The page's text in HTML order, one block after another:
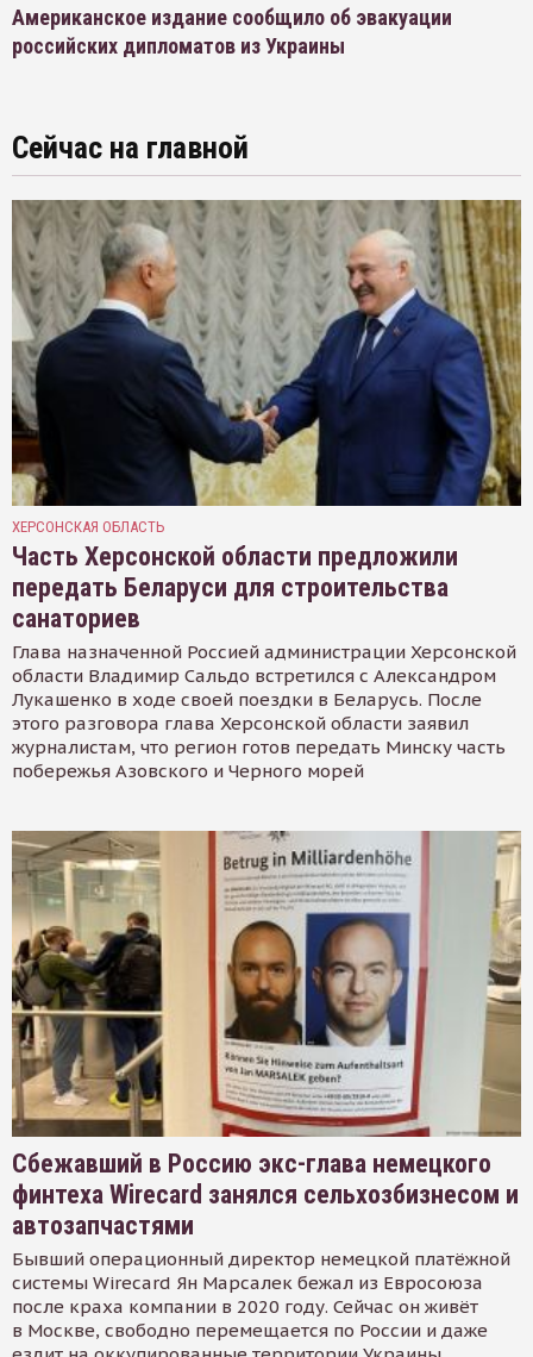
Американское издание сообщило об эвакуации
российских дипломатов из Украины
Сейчас на главной
ХЕРСОНСКАЯ ОБЛАСТЬ
Часть Херсонской области предложили
передать Беларуси для строительства
санаториев
Глава назначенной Россией администрации Херсонской
области Владимир Сальдо встретился с Александром
Лукашенко в ходе своей поездки в Беларусь. После
этого разговора глава Херсонской области заявил
журналистам, что регион готов передать Минску часть
побережья Азовского и Черного морей
Сбежавший в Россию экс-глава немецкого
финтеха Wirecard занялся сельхозбизнесом и
автозапчастями
Бывший операционный директор немецкой платёжной
системы Wirecard Ян Марсалек бежал из Евросоюза
после краха компании в 2020 году. Сейчас он живёт
в Москве, свободно перемещается по России и даже